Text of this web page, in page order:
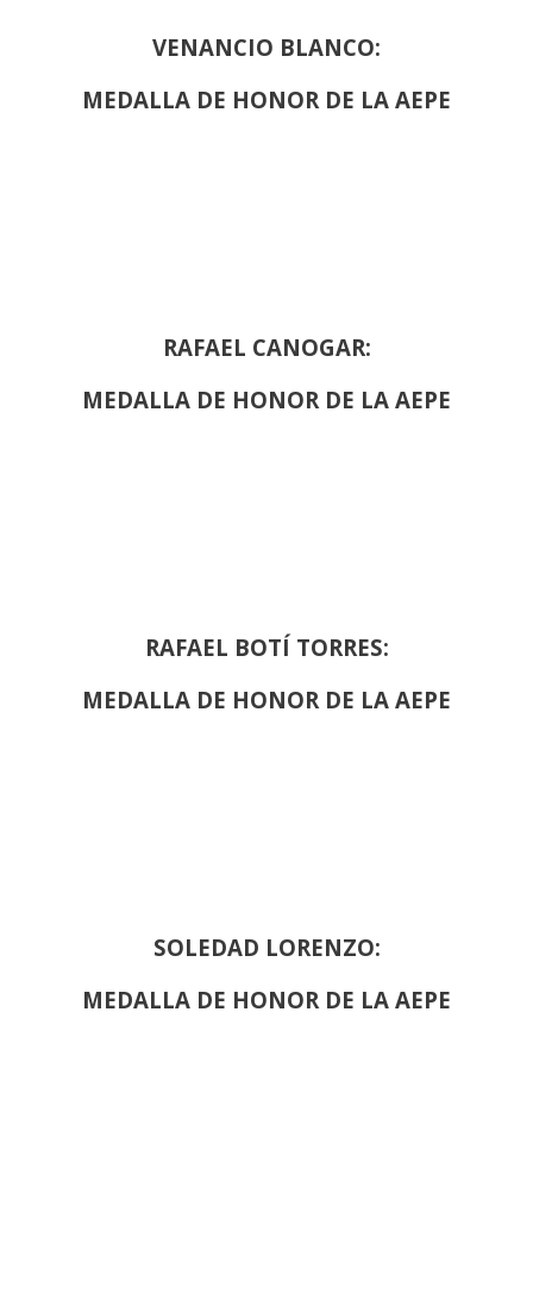
VENANCIO BLANCO:
MEDALLA DE HONOR DE LA AEPE
RAFAEL CANOGAR:
MEDALLA DE HONOR DE LA AEPE
RAFAEL BOTÍ TORRES:
MEDALLA DE HONOR DE LA AEPE
SOLEDAD LORENZO:
MEDALLA DE HONOR DE LA AEPE